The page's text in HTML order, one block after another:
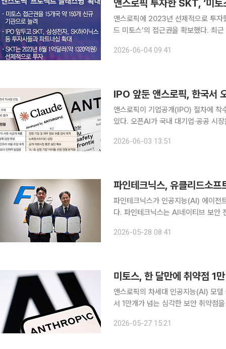
앤스로픽에 2023년 선제적으로 투자
드 미토스’의 접근권을 확보했다. 최
대된다. SKT는 전날(3일) 앤스로
2026-06-04 09:41
IPO 앞둔 앤스로픽, 한국서
앤스로픽이 기업공개(IPO) 절차에 착
있다. 오픈AI가 국내 대기업·공공 시
린다. 3일 정보통신기술(ICT) 업계
2026-06-03 13:51
파인테크닉스가 인공지능(AI) 에이전
다. 파인테크닉스는 AI네이티브 보안 전문기업 유클리드소프트와 투자확약서(LOC)를 체결했다고
을 취득할 예정이다. 투자 규모는 총
2026-05-28 08:41
미토스, 한 달만에 취약점 1
앤스로픽의 차세대 인공지능(AI) 모
서 1만개가 넘는 심각한 보안 취약점
픽은 최근 자사 연구 블로그에 ‘프로
2026-05-27 15:21